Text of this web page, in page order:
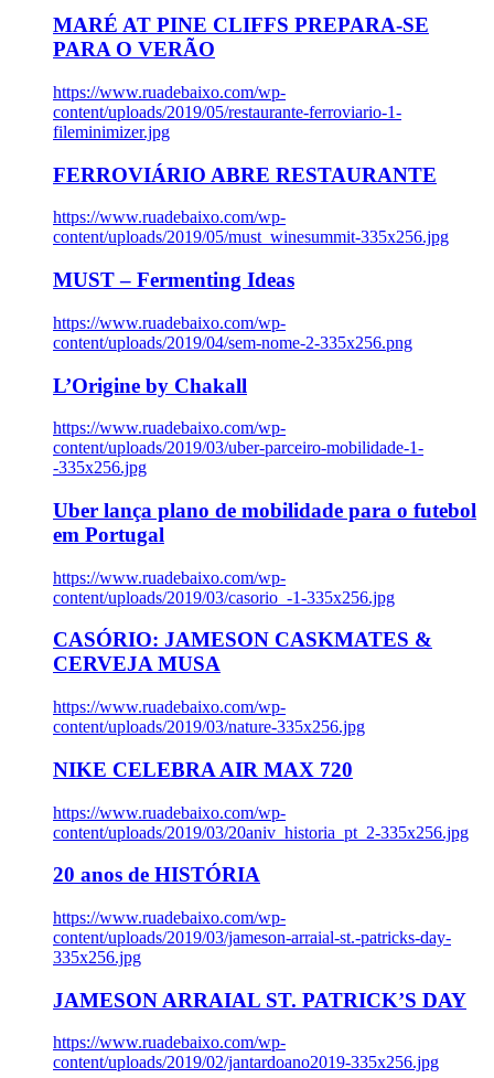
MARÉ AT PINE CLIFFS PREPARA-SE
PARA O VERÃO
https://www.ruadebaixo.com/wp-
content/uploads/2019/05/restaurante-ferroviario-1-
fileminimizer.jpg
FERROVIÁRIO ABRE RESTAURANTE
https://www.ruadebaixo.com/wp-
content/uploads/2019/05/must_winesummit-335x256.jpg
MUST – Fermenting Ideas
https://www.ruadebaixo.com/wp-
content/uploads/2019/04/sem-nome-2-335x256.png
L’Origine by Chakall
https://www.ruadebaixo.com/wp-
content/uploads/2019/03/uber-parceiro-mobilidade-1-
-335x256.jpg
Uber lança plano de mobilidade para o futebol
em Portugal
https://www.ruadebaixo.com/wp-
content/uploads/2019/03/casorio_-1-335x256.jpg
CASÓRIO: JAMESON CASKMATES &
CERVEJA MUSA
https://www.ruadebaixo.com/wp-
content/uploads/2019/03/nature-335x256.jpg
NIKE CELEBRA AIR MAX 720
https://www.ruadebaixo.com/wp-
content/uploads/2019/03/20aniv_historia_pt_2-335x256.jpg
20 anos de HISTÓRIA
https://www.ruadebaixo.com/wp-
content/uploads/2019/03/jameson-arraial-st.-patricks-day-
335x256.jpg
JAMESON ARRAIAL ST. PATRICK’S DAY
https://www.ruadebaixo.com/wp-
content/uploads/2019/02/jantardoano2019-335x256.jpg